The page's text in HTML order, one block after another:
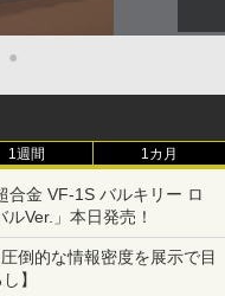
●
1週間 1カ月
合金 VF-1S バルキリー ロ
Ver.」本日発売！
倒的な情報密度を展示で目
】